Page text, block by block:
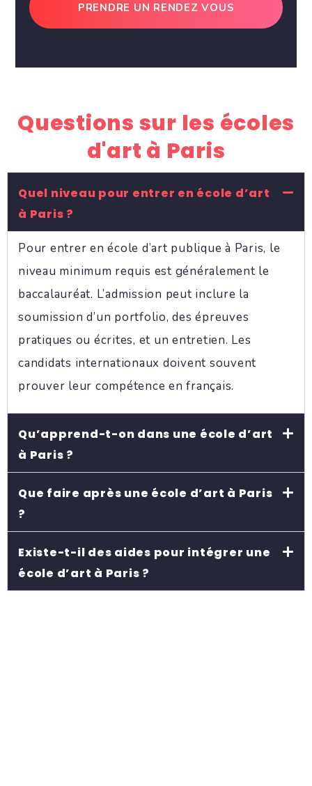
PRENDRE UN RENDEZ VOUS
Questions sur les écoles
d'art à Paris
Quel niveau pour entrer en école d’art
à Paris ?
Pour entrer en école d’art publique à Paris, le
niveau minimum requis est généralement le
baccalauréat. L’admission peut inclure la
soumission d’un portfolio, des épreuves
pratiques ou écrites, et un entretien. Les
candidats internationaux doivent souvent
prouver leur compétence en français.
Qu’apprend-t-on dans une école d’art
à Paris ?
Que faire après une école d’art à Paris
?
Existe-t-il des aides pour intégrer une
école d’art à Paris ?